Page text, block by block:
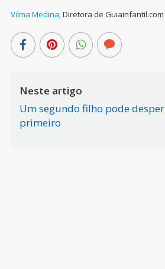
Vilma Medina,Diretora de Guiainfantil.com
Neste artigo
Um segundo filho pode
primeiro